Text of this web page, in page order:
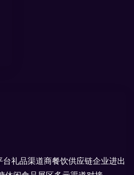
礼品渠道商餐饮供应链企业进出